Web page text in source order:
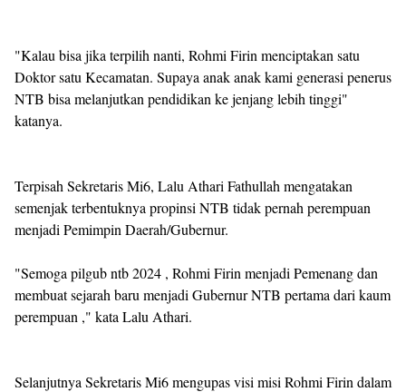
"Kalau bisa jika terpilih nanti, Rohmi Firin menciptakan satu
Doktor satu Kecamatan. Supaya anak anak kami generasi penerus
NTB bisa melanjutkan pendidikan ke jenjang lebih tinggi"
katanya.
Terpisah Sekretaris Mi6, Lalu Athari Fathullah mengatakan
semenjak terbentuknya propinsi NTB tidak pernah perempuan
menjadi Pemimpin Daerah/Gubernur.
"Semoga pilgub ntb 2024 , Rohmi Firin menjadi Pemenang dan
membuat sejarah baru menjadi Gubernur NTB pertama dari kaum
perempuan ," kata Lalu Athari.
Selanjutnya Sekretaris Mi6 mengupas visi misi Rohmi Firin dalam